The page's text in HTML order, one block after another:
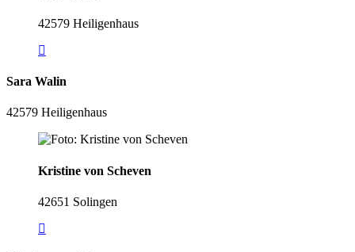
42579 Heiligenhaus
Sara Walin
42579 Heiligenhaus
Kristine von Scheven
42651 Solingen